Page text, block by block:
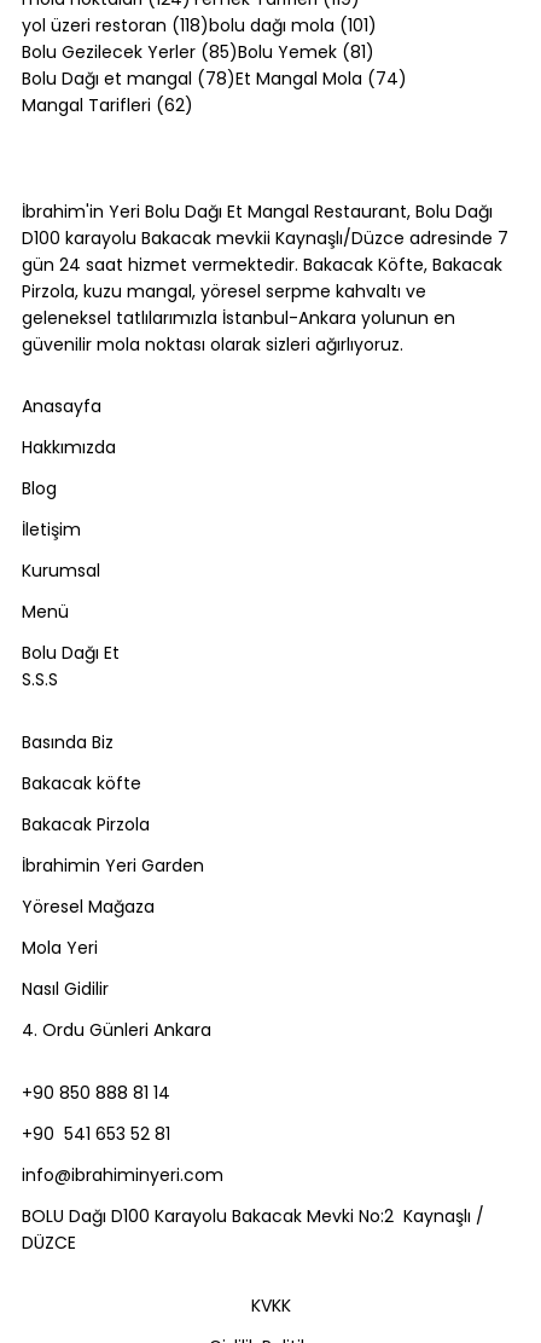
Kremalı Kaşarlı Tarif
yol üzeri restoran (118)118 yazı
bolu dağı mola (101)
Bolu Gezilecek Yerler (85)85 yazı
Bolu Yemek (81)
Bolu Dağı et mangal (78)78 yazı
Et Mangal Mola (74)
Mangal Tarifleri (62)
İbrahim'in Yeri Bolu Dağı Et Mangal Restaurant, Bolu Dağı
D100 karayolu Bakacak mevkii Kaynaşlı/Düzce adresinde 7
gün 24 saat hizmet vermektedir. Bakacak Köfte, Bakacak
Pirzola, kuzu mangal, yöresel serpme kahvaltı ve
geleneksel tatlılarımızla İstanbul-Ankara yolunun en
güvenilir mola noktası olarak sizleri ağırlıyoruz.
Anasayfa
Hakkımızda
Blog
İletişim
Kurumsal
Menü
Bolu Dağı Et
S.S.S
Basında Biz
Bakacak köfte
Bakacak Pirzola
İbrahimin Yeri Garden
Yöresel Mağaza
Mola Yeri
Nasıl Gidilir
4. Ordu Günleri Ankara
+90 850 888 81 14
+90 541 653 52 81
info@ibrahiminyeri.com
BOLU Dağı D100 Karayolu Bakacak Mevki No:2 Kaynaşlı /
DÜZCE
KVKK